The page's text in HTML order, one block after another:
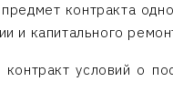
контракта
и капитального
условий о